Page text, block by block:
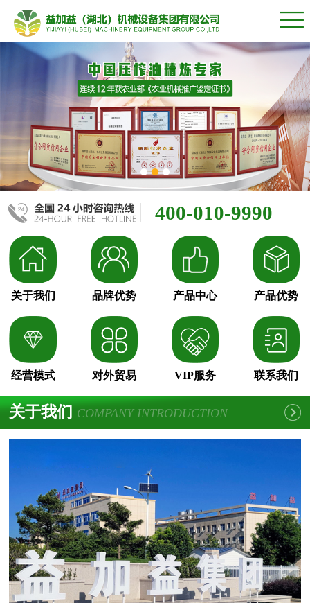
400-010-9990
关于我们 品牌优势 产品中心 产品优势
经营模式 对外贸易 VIP服务 联系我们
关于我们 COMPANY INTRODUCTION